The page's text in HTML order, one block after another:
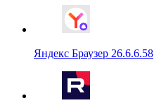
Яндекс Браузер 26.6.6.58